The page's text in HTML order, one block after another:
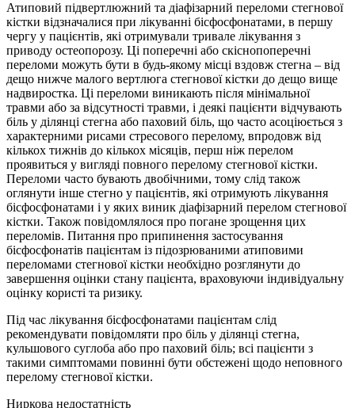
Атиповий підвертлюжний та діафізарний переломи стегнової
кістки відзначалися при лікуванні бісфосфонатами, в першу
чергу у пацієнтів, які отримували тривале лікування з
приводу остеопорозу. Ці поперечні або скіснопоперечні
переломи можуть бути в будь-якому місці вздовж стегна – від
дещо нижче малого вертлюга стегнової кістки до дещо вище
надвиростка. Ці переломи виникають після мінімальної
травми або за відсутності травми, і деякі пацієнти відчувають
біль у ділянці стегна або паховий біль, що часто асоціюється з
характерними рисами стресового перелому, впродовж від
кількох тижнів до кількох місяців, перш ніж перелом
проявиться у вигляді повного перелому стегнової кістки.
Переломи часто бувають двобічними, тому слід також
оглянути інше стегно у пацієнтів, які отримують лікування
бісфосфонатами і у яких виник діафізарний перелом стегнової
кістки. Також повідомлялося про погане зрощення цих
переломів. Питання про припинення застосування
бісфосфонатів пацієнтам із підозрюваними атиповими
переломами стегнової кістки необхідно розглянути до
завершення оцінки стану пацієнта, враховуючи індивідуальну
оцінку користі та ризику.
Під час лікування бісфосфонатами пацієнтам слід
рекомендувати повідомляти про біль у ділянці стегна,
кульшового суглоба або про паховий біль; всі пацієнти з
такими симптомами повинні бути обстежені щодо неповного
перелому стегнової кістки.
Ниркова недостатність